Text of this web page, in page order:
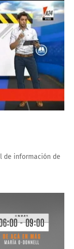
de información de